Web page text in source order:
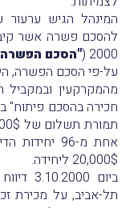
המינהל הגיש ערעור
להסכם פשרה אשר
2000 ( "הסכם
על-פי הסכם הפשרה,
מהמקרקעין ובמקביל
חכירה בהסכם
אחת מ-96
20,000$ ליחידה.
ביום
תל-אביב, על מכירת